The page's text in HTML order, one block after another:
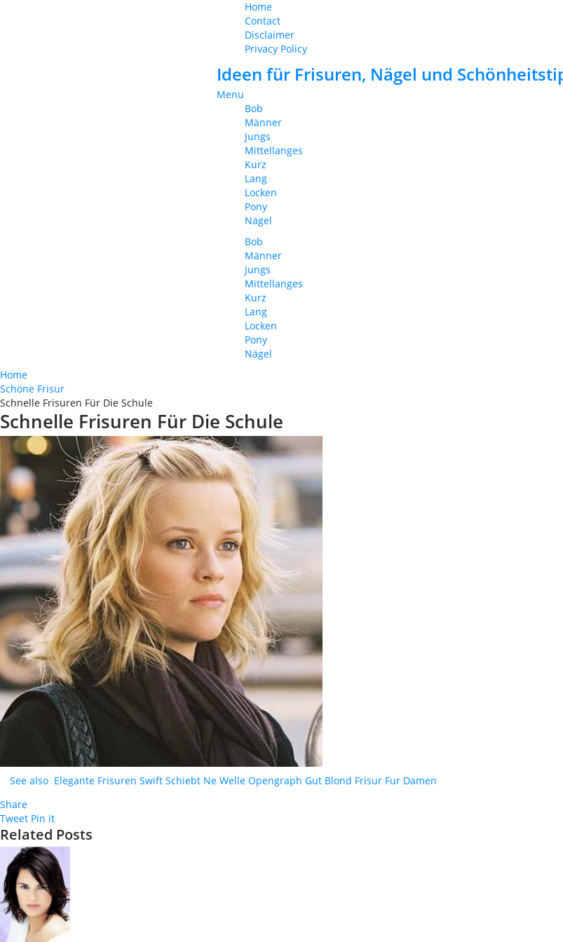
Home
Contact
Disclaimer
Privacy Policy
Ideen für Frisuren, Nägel und
Menu
Bob
Männer
Jungs
Mittellanges
Kurz
Lang
Locken
Pony
Nägel
Bob
Männer
Jungs
Mittellanges
Kurz
Lang
Locken
Pony
Nägel
Home
Schöne Frisur
Schnelle Frisuren Für Die Schule
Schnelle Frisuren Für Die Schule
See also Elegante Frisuren Swift Schiebt Ne Welle Opengraph Gut Blond Frisur Fur Damen
Share
Tweet Pin it
Related Posts